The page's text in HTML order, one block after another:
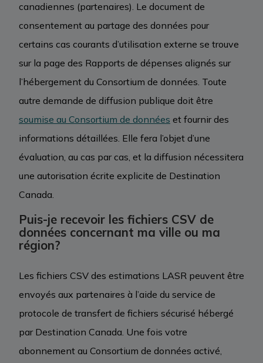
canadiennes (partenaires). Le document de
consentement au partage des données pour
certains cas courants d’utilisation externe se trouve
sur la page des Rapports de dépenses alignés sur
l’hébergement du Consortium de données. Toute
autre demande de diffusion publique doit être
soumise au Consortium de données et fournir des
informations détaillées. Elle fera l’objet d’une
évaluation, au cas par cas, et la diffusion nécessitera
une autorisation écrite explicite de Destination
Canada.
Puis-je recevoir les fichiers CSV de
données concernant ma ville ou ma
région?
Les fichiers CSV des estimations LASR peuvent être
envoyés aux partenaires à l’aide du service de
protocole de transfert de fichiers sécurisé hébergé
par Destination Canada. Une fois votre
abonnement au Consortium de données activé,